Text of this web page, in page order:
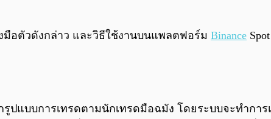
อตัวดังกล่าว และวิธีใช้งานบนแพลตฟอร์ม Binance Spot
ปแบบการเทรดตามนักเทรดมือฉมัง โดยระบบจะทำกา